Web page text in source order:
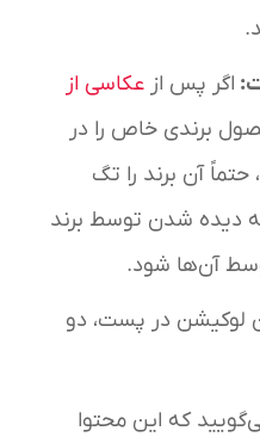
: اگر پس ازعکاسی از
برندی خاص را در
حتماً آن برند را تگ
دیده شدن توسط برند
آن‌ها شود.
لوکیشن در پست، دو
که این محتوا